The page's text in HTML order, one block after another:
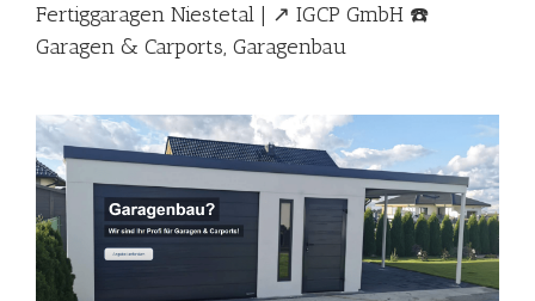
Fertiggaragen Niestetal | ↗️ IGCP GmbH ☎️
Garagen & Carports, Garagenbau